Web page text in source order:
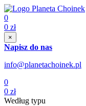
0
0 zł
×
Napisz do nas
info@planetachoinek.pl
0
0 zł
Według typu